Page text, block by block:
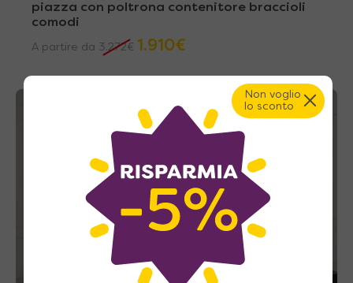
piazza con poltrona contenitore braccioli
comodi
A partire da 3.272€ 1.910€
A casa tua in 33~39 giorni
Non voglio
lo sconto